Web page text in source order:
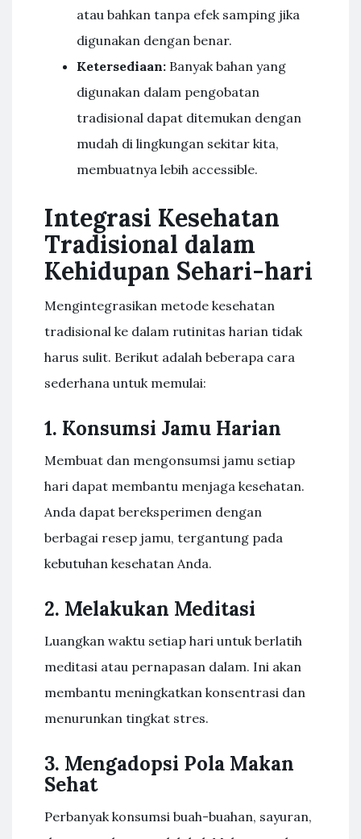
atau bahkan tanpa efek samping jika
digunakan dengan benar.
Ketersediaan: Banyak bahan yang
digunakan dalam pengobatan
tradisional dapat ditemukan dengan
mudah di lingkungan sekitar kita,
membuatnya lebih accessible.
Integrasi Kesehatan
Tradisional dalam
Kehidupan Sehari-hari
Mengintegrasikan metode kesehatan
tradisional ke dalam rutinitas harian tidak
harus sulit. Berikut adalah beberapa cara
sederhana untuk memulai:
1. Konsumsi Jamu Harian
Membuat dan mengonsumsi jamu setiap
hari dapat membantu menjaga kesehatan.
Anda dapat bereksperimen dengan
berbagai resep jamu, tergantung pada
kebutuhan kesehatan Anda.
2. Melakukan Meditasi
Luangkan waktu setiap hari untuk berlatih
meditasi atau pernapasan dalam. Ini akan
membantu meningkatkan konsentrasi dan
menurunkan tingkat stres.
3. Mengadopsi Pola Makan
Sehat
Perbanyak konsumsi buah-buahan, sayuran,